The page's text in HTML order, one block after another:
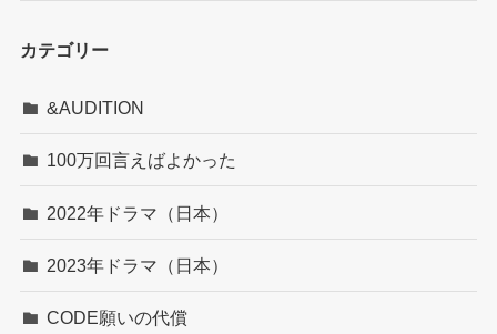
カテゴリー
&AUDITION
100万回言えばよかった
2022年ドラマ（日本）
2023年ドラマ（日本）
CODE願いの代償